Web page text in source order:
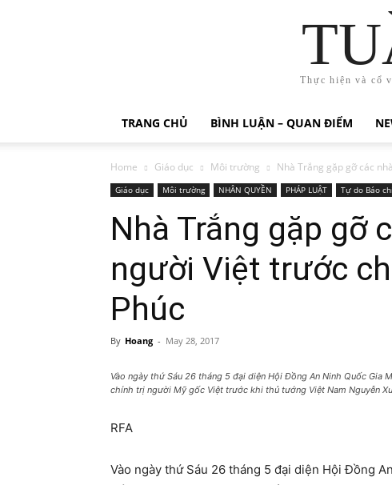
Thực hiện và cổ
TRANG CHỦ BÌNH LUẬN – QUAN ĐIỂM
Home Giáo dục Môi trường Nhà Trắng gặp gỡ các
Giáo dục Môi trường NHÂN QUYỀN PHÁP LUẬT Tự do Báo
Nhà Trắng gặp gỡ
người Việt trước
Phúc
By Hoang - May 28, 2017
Vào ngày thứ Sáu 26 tháng 5 đại diện Hội Đồng An Ninh Quốc
chính trị người Mỹ gốc Việt trước khi thủ tướng Việt Nam Nguyễn
RFA
Vào ngày thứ Sáu 26 tháng 5 đại diện Hội Đồng